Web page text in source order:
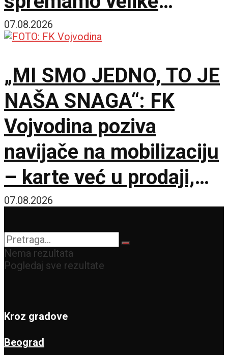
skupove u Novom Sadu
07.08.2026
„MI SMO JEDNO, TO JE
NAŠA SNAGA“: FK
Vojvodina poziva
navijače na mobilizaciju
– karte već u prodaji,
Novi Sad na nogama!
07.08.2026
Nema rezultata
Pogledaj sve rezultate
Kroz gradove
Beograd